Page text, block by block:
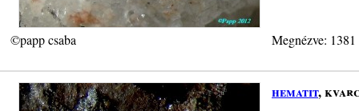
©papp csaba Megnézve:
hematit,